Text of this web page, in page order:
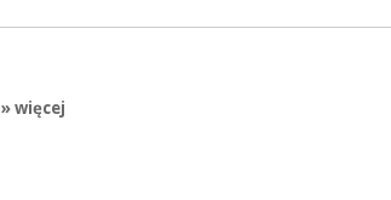
» więcej